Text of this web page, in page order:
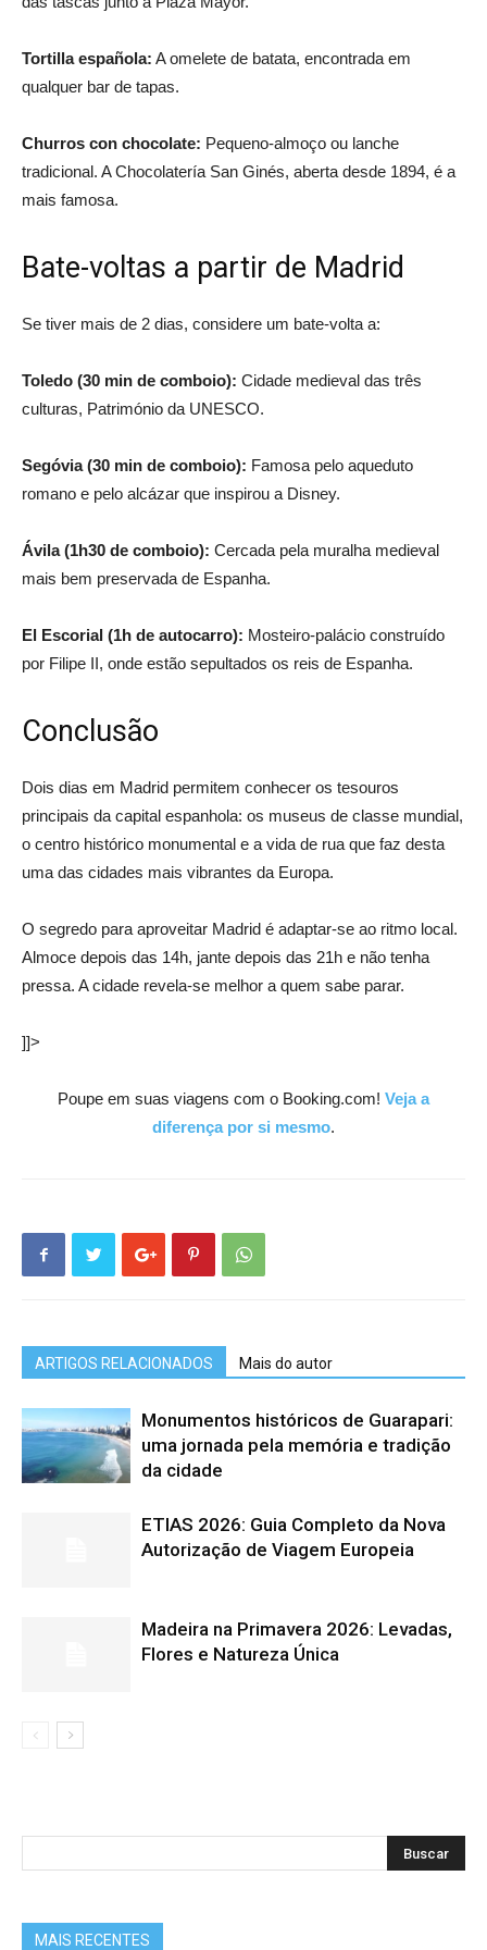
Tortilla española: A omelete de batata, encontrada em
qualquer bar de tapas.
Churros con chocolate: Pequeno-almoço ou lanche
tradicional. A Chocolatería San Ginés, aberta desde 1894, é a
mais famosa.
Bate-voltas a partir de Madrid
Se tiver mais de 2 dias, considere um bate-volta a:
Toledo (30 min de comboio): Cidade medieval das três
culturas, Património da UNESCO.
Segóvia (30 min de comboio): Famosa pelo aqueduto
romano e pelo alcázar que inspirou a Disney.
Ávila (1h30 de comboio): Cercada pela muralha medieval
mais bem preservada de Espanha.
El Escorial (1h de autocarro): Mosteiro-palácio construído
por Filipe II, onde estão sepultados os reis de Espanha.
Conclusão
Dois dias em Madrid permitem conhecer os tesouros
principais da capital espanhola: os museus de classe mundial,
o centro histórico monumental e a vida de rua que faz desta
uma das cidades mais vibrantes da Europa.
O segredo para aproveitar Madrid é adaptar-se ao ritmo local.
Almoce depois das 14h, jante depois das 21h e não tenha
pressa. A cidade revela-se melhor a quem sabe parar.
]]>
Poupe em suas viagens com o Booking.com! Veja a
diferença por si mesmo.
ARTIGOS RELACIONADOS Mais do autor
Monumentos históricos de Guarapari:
uma jornada pela memória e tradição
da cidade
ETIAS 2026: Guia Completo da Nova
Autorização de Viagem Europeia
Madeira na Primavera 2026: Levadas,
Flores e Natureza Única
MAIS RECENTES